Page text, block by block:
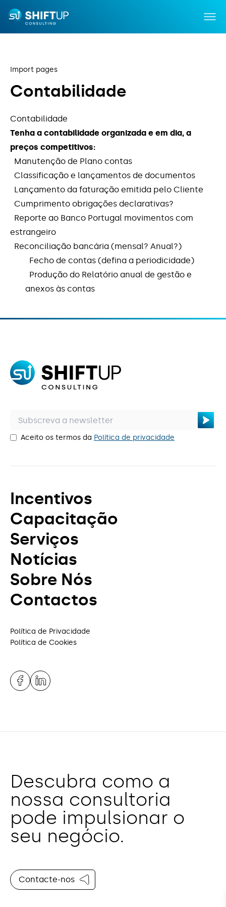
Capacitação
Serviços
Notícias
Sobre Nós
Contactos
Import pages
Contabilidade
Contabilidade
Tenha a contabilidade organizada e em dia, a
preços competitivos:
Manutenção de Plano contas
Classificação e lançamentos de documentos
Lançamento da faturação emitida pelo Cliente
Cumprimento obrigações declarativas?
Reporte ao Banco Portugal movimentos com
estrangeiro
Reconciliação bancária (mensal? Anual?)
Fecho de contas (defina a periodicidade)
Produção do Relatório anual de gestão e
anexos às contas
Aceito os termos da Política de privacidade
Incentivos
Capacitação
Serviços
Notícias
Sobre Nós
Contactos
Política de Privacidade
Política de Cookies
Descubra como a
nossa consultoria
pode impulsionar o
seu negócio.
Contacte-nos